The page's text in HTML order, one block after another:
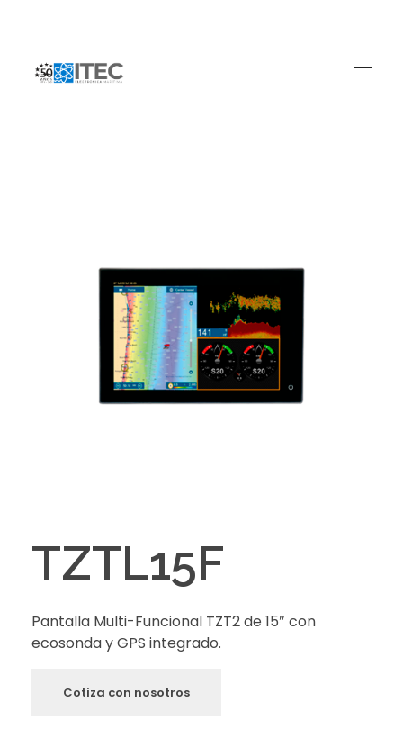
TZTL15F
Pantalla Multi-Funcional TZT2 de 15″ con
ecosonda y GPS integrado.
Cotiza con nosotros